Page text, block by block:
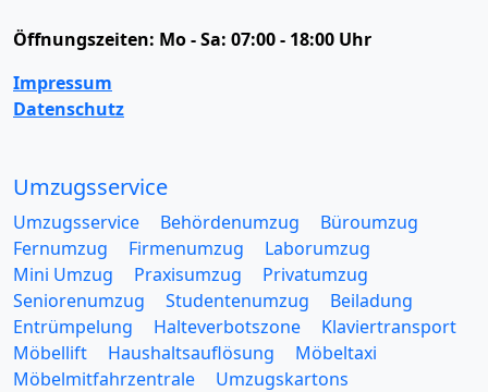
Öffnungszeiten: Mo - Sa: 07:00 - 18:00 Uhr
Impressum
Datenschutz
Umzugsservice
Umzugsservice Behördenumzug
Büroumzug
Fernumzug
Firmenumzug
Laborumzug
Mini Umzug
Praxisumzug
Privatumzug
Seniorenumzug
Studentenumzug
Beiladung
Entrümpelung
Halteverbotszone
Klaviertransport
Möbellift
Haushaltsauflösung
Möbeltaxi
Möbelmitfahrzentrale
Umzugskartons